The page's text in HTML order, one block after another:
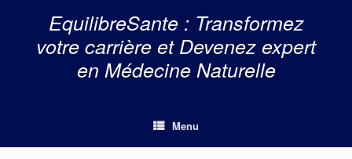
EquilibreSante : Transformez
votre carrière et Devenez expert
en Médecine Naturelle
Menu